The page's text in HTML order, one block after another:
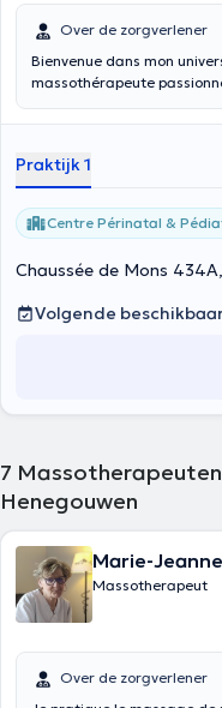
Over de zorgverlener
Bienvenue dans mon
massothérapeute passionnée, je propose au centre Isis de Maffle et
combine expertise et
aujourd’hui.
Praktijk 1
Centre Périnatal &
Chaussée de Mons
Volgende
7
Henegouwen
Marie-
Massotherapeut
Over de zorgverlener